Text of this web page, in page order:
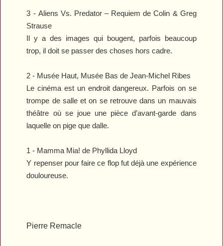
3 - Aliens Vs. Predator – Requiem de Colin & Greg
Strause
Il y a des images qui bougent, parfois beaucoup
trop, il doit se passer des choses hors cadre.
2 - Musée Haut, Musée Bas de Jean-Michel Ribes
Le cinéma est un endroit dangereux. Parfois on se
trompe de salle et on se retrouve dans un mauvais
théâtre où se joue une pièce d’avant-garde dans
laquelle on pige que dalle.
1 - Mamma Mia! de Phyllida Lloyd
Y repenser pour faire ce flop fut déjà une expérience
douloureuse.
Pierre Remacle